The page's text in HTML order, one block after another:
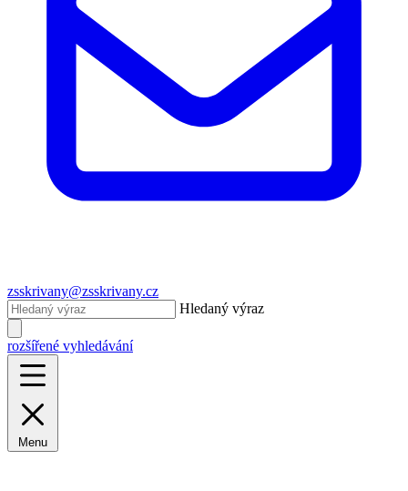
zsskrivany@zsskrivany.cz
Hledaný výraz
rozšířené vyhledávání
Menu